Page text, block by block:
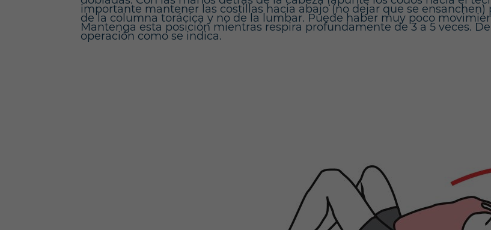
importante mantener las costillas hacia abajo (no dejar que se
de la columna torácica y no de la lumbar. Puede haber muy poco
Mantenga esta posición mientras respira profundamente de 3 a 5 veces.
operación como se indica.